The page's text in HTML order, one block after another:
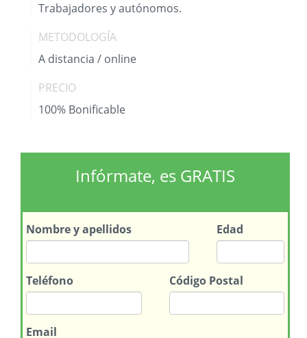
Trabajadores y autónomos.
METODOLOGÍA
A distancia / online
PRECIO
100% Bonificable
Infórmate, es GRATIS
Nombrey apellidos Edad
Teléfono Código Postal
Email